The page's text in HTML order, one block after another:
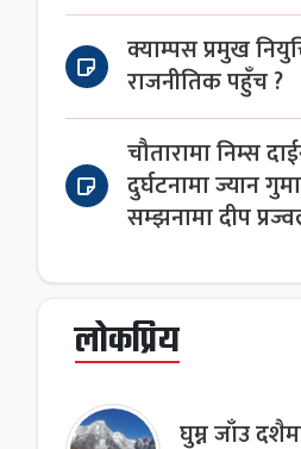
क्याम्पस प्रमुख
राजनीतिक पहुँच ?
चौतारामा निम्स
दुर्घटनामा ज्यान
सम्झनामा दीप
लोकप्रिय
घुम्न जाँउ